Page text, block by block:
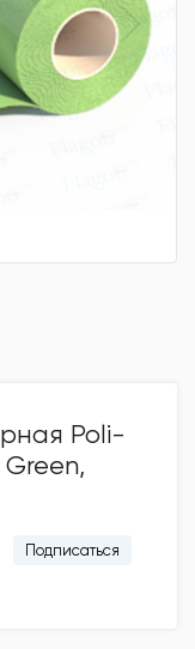
Poli-
Подписаться